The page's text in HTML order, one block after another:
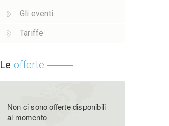
Gli eventi
Tariffe
Le offerte
Non ci sono offerte disponibili
al momento